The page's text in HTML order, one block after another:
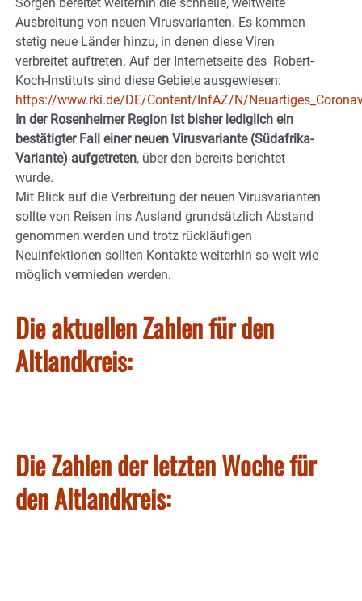
Ausbreitung von neuen Virusvarianten. Es kommen
stetig neue Länder hinzu, in denen diese Viren
verbreitet auftreten. Auf der Internetseite des Robert-
Koch-Instituts sind diese Gebiete ausgewiesen:
https://www.rki.de/DE/Content/InfAZ/N/
In der Rosenheimer Region ist bisher lediglich ein
bestätigter Fall einer neuen Virusvariante (Südafrika-
Variante) aufgetreten, über den bereits berichtet
wurde.
Mit Blick auf die Verbreitung der neuen Virusvarianten
sollte von Reisen ins Ausland grundsätzlich Abstand
genommen werden und trotz rückläufigen
Neuinfektionen sollten Kontakte weiterhin so weit wie
möglich vermieden werden.
Die aktuellen Zahlen für den
Altlandkreis:
Die Zahlen der letzten Woche für
den Altlandkreis: